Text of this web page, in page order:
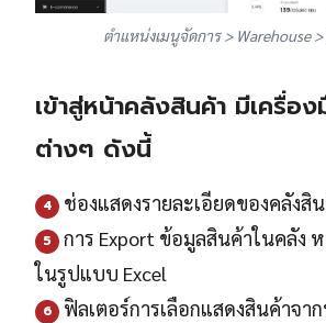
ตำแหน่งเมนูจัดการ > Warehouse
เข้าสู่หน้าคลังสินค้า มีเครื่อง
ต่างๆ ดังนี้
4 ช่องแสดงรายละเอียดของคลังสิ
5
การ Export ข้อมูลสินค้าในคลัง
ในรูปแบบ Excel
6 ฟิลเตอร์การเลือกแสดงสินค้าจา